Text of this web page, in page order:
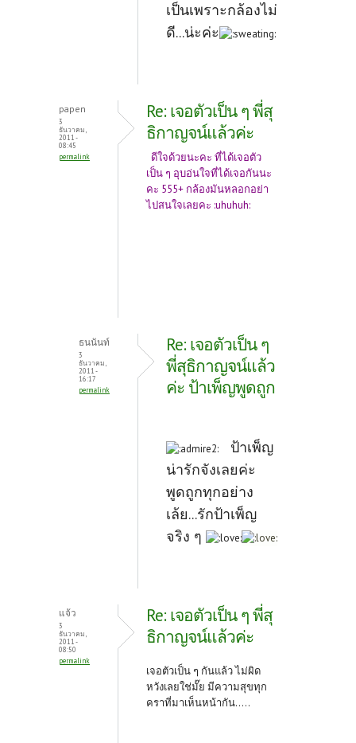
เป็นเพราะกล้องไม่
ดี...น่ะค่ะ
papen
3
ธันวาคม,
2011 -
08:45
permalink
Re: เจอตัวเป็น ๆ พี่สุ
ธิกาญจน์แล้วค่ะ
ดีใจด้วยนะคะ ที่ได้เจอตัว
เป็น ๆ อุบอ่นใจที่ได้เจอกันนะ
คะ 555+ กล้องมันหลอกอย่า
ไปสนใจเลยคะ :uhuhuh:
ธนนันท์
3
ธันวาคม,
2011 -
16:17
permalink
Re: เจอตัวเป็น ๆ
พี่สุธิกาญจน์แล้ว
ค่ะ ป้าเพ็ญพูดถูก
ป้าเพ็ญ
น่ารักจังเลยค่ะ
พูดถูกทุกอย่าง
เล้ย...รักป้าเพ็ญ
จริง ๆ
แจ้ว
3
ธันวาคม,
2011 -
08:50
permalink
Re: เจอตัวเป็น ๆ พี่สุ
ธิกาญจน์แล้วค่ะ
เจอตัวเป็น ๆ กันแล้ว ไม่ผิด
หวังเลยใช่มั๊ย มีความสุขทุก
คราที่มาเห็นหน้ากัน.....